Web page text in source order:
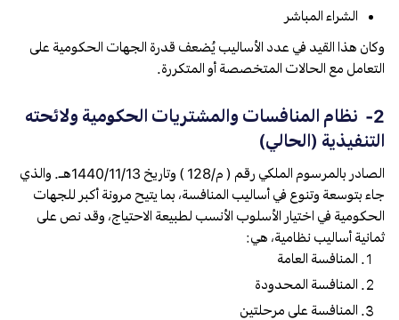
الشراء المباشر
وكان هذا القيد في عدد الأساليب يُضعف قدرة الجهات الحكومية على
التعامل مع الحالات المتخصصة أو المتكررة.
2- نظام المنافسات والمشتريات الحكومية ولائحته
التنفيذية (الحالي)
الصادر بالمرسوم الملكي رقم ( م/128 ) وتاريخ 1440/11/13هـ. والذي
جاء بتوسعة وتنوع في أساليب المنافسة، بما يتيح مرونة أكبر للجهات
الحكومية في اختيار الأسلوب الأنسب لطبيعة الاحتياج، وقد نص على
ثمانية أساليب نظامية، هي:
المنافسة العامة
المنافسة المحدودة
المنافسة على مرحلتين